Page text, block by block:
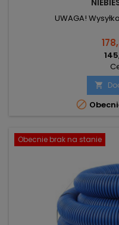
UWAGA!


Obecnie brak na stanie